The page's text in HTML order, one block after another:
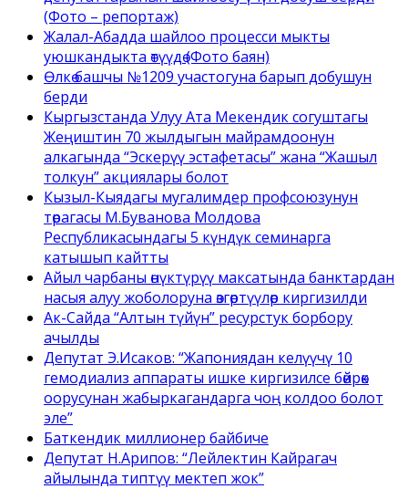
(Фото – репортаж)
Жалал-Абадда шайлоо процесси мыкты
уюшкандыкта өтүүдө (Фото баян)
Өлкө башчы №1209 участогуна барып добушун
берди
Кыргызстанда Улуу Ата Мекендик согуштагы
Жеңиштин 70 жылдыгын майрамдоонун
алкагында “Эскерүү эстафетасы” жана “Жашыл
толкун” акциялары болот
Кызыл-Кыядагы мугалимдер профсоюзунун
төрагасы М.Буванова Молдова
Республикасындагы 5 күндүк семинарга
катышып кайтты
Айыл чарбаны өнүктүрүү максатында банктардан
насыя алуу жоболоруна өзгөртүүлөр киргизилди
Ак-Сайда “Алтын түйүн” ресурстук борбору
ачылды
Депутат Э.Исаков: “Жапониядан келүүчү 10
гемодиализ аппараты ишке киргизилсе бөйрөк
оорусунан жабыркагандарга чоң колдоо болот
эле”
Баткендик миллионер байбиче
Депутат Н.Арипов: “Лейлектин Кайрагач
айылында типтүү мектеп жок”